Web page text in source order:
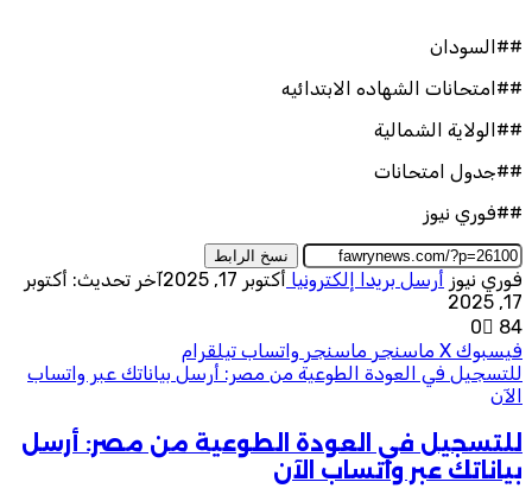
##السودان
##امتحانات الشهاده الابتدائيه
##الولاية الشمالية
##جدول امتحانات
##فوري نيوز
نسخ الرابط
فوري نيوز أرسل بريدا إلكترونيا أكتوبر 17, 2025
آخر تحديث: أكتوبر
17, 2025
0
84
فيسبوك ‫X ماسنجر ماسنجر واتساب تيلقرام
للتسجيل في العودة الطوعية من مصر: أرسل بياناتك عبر واتساب
الآن
للتسجيل في العودة الطوعية من مصر: أرسل
بياناتك عبر واتساب الآن